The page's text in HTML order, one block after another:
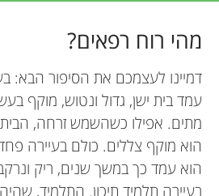
מהי רוח רפאים?
דמיינו לעצמכם את הסיפור הבא:
עמד בית ישן, גדול ונטוש, מוקף
מתים. אפילו כשהשמש זרחה, הבית
הוא מוקף צללים. כולם בעיירה
הוא עמד כך במשך שנים, ריק
בעיירה תלמיד תיכון. התלמיד,